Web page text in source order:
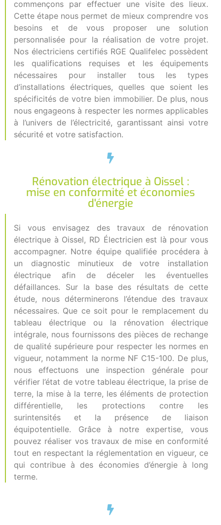
commençons par effectuer une visite des lieux.
Cette étape nous permet de mieux comprendre vos
besoins et de vous proposer une solution
personnalisée pour la réalisation de votre projet.
Nos électriciens certifiés RGE Qualifelec possèdent
les qualifications requises et les équipements
nécessaires pour installer tous les types
d’installations électriques, quelles que soient les
spécificités de votre bien immobilier. De plus, nous
nous engageons à respecter les normes applicables
à l’univers de l’électricité, garantissant ainsi votre
sécurité et votre satisfaction.
Rénovation électrique à Oissel :
mise en conformité et économies
d'énergie
Si vous envisagez des travaux de rénovation
électrique à Oissel, RD Électricien est là pour vous
accompagner. Notre équipe qualifiée procédera à
un diagnostic minutieux de votre installation
électrique afin de déceler les éventuelles
défaillances. Sur la base des résultats de cette
étude, nous déterminerons l’étendue des travaux
nécessaires. Que ce soit pour le remplacement du
tableau électrique ou la rénovation électrique
intégrale, nous fournissons des pièces de rechange
de qualité supérieure pour respecter les normes en
vigueur, notamment la norme NF C15-100. De plus,
nous effectuons une inspection générale pour
vérifier l’état de votre tableau électrique, la prise de
terre, la mise à la terre, les éléments de protection
différentielle, les protections contre les
surintensités et la présence de liaison
équipotentielle. Grâce à notre expertise, vous
pouvez réaliser vos travaux de mise en conformité
tout en respectant la réglementation en vigueur, ce
qui contribue à des économies d’énergie à long
terme.